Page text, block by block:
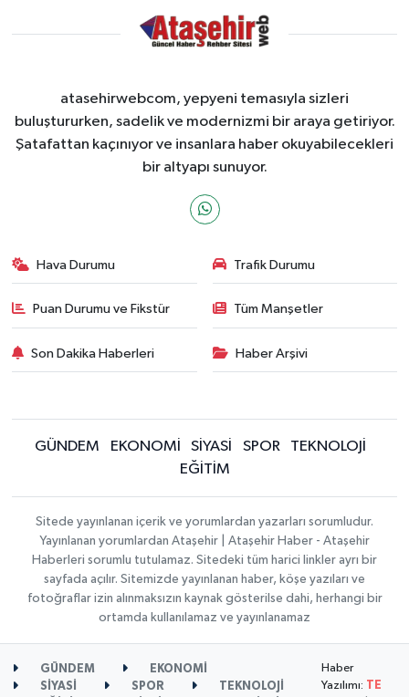
atasehirwebcom, yepyeni temasıyla sizleri
buluştururken, sadelik ve modernizmi bir araya getiriyor.
Şatafattan kaçınıyor ve insanlara haber okuyabilecekleri
bir altyapı sunuyor.
Hava Durumu Trafik Durumu
Puan Durumu ve Fikstür Tüm Manşetler
Son Dakika Haberleri Haber Arşivi
GÜNDEM EKONOMİ SİYASİ SPOR
TEKNOLOJİ
EĞİTİM
Sitede yayınlanan içerik ve yorumlardan yazarları sorumludur.
Yayınlanan yorumlardan Ataşehir | Ataşehir Haber - Ataşehir
Haberleri sorumlu tutulamaz. Sitedeki tüm harici linkler ayrı bir
sayfada açılır. Sitemizde yayınlanan haber, köşe yazıları ve
fotoğraflar izin alınmaksızın kaynak gösterilse dahi, herhangi bir
ortamda kullanılamaz ve yayınlanamaz
GÜNDEM
EKONOMİ
SİYASİ
SPOR TEKNOLOJİ
Haber
Yazılımı: TE